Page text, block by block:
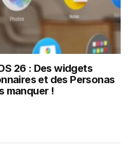
26 : Des widgets
et des Personas
manquer !